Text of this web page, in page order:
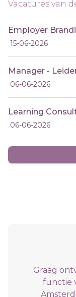
Vacatures van
Employer
15-06-2026
Manager -
06-06-2026
Learning
06-06-2026
Graag
functie